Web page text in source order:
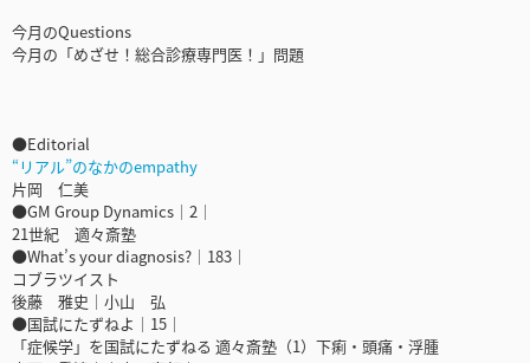
今月のQuestions
今月の「めざせ！総合診療専門医！」問題
●Editorial
“リアル”のなかのempathy
片岡 仁美
●GM Group Dynamics｜2｜
21世紀 適々斎塾
●What’s your diagnosis?｜183｜
コブラツイスト
後藤 雅史｜小山 弘
●国試にたずねよ｜15｜
「症候学」を国試にたずねる 適々斎塾（1）下痢・頭痛・浮腫